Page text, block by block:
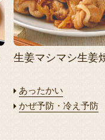
生姜マシマシ生姜
あったかい
かぜ予防・冷え予防